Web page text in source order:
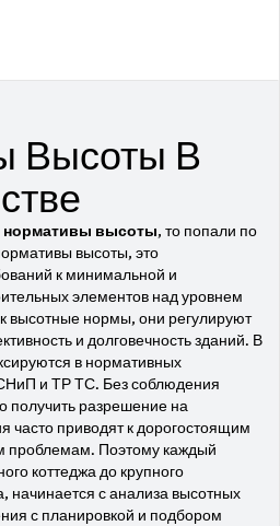
Высоты В
нормативы высоты, то попали по
высоты, это
к минимальной и
элементов над уровнем
высотные нормы, они регулируют
и долговечность зданий. В
в нормативных
и ТР ТС. Без соблюдения
получить разрешение на
часто приводят к дорогостоящим
проблемам. Поэтому каждый
коттеджа до крупного
начинается с анализа высотных
с планировкой и подбором